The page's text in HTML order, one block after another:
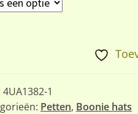
4UA1382-1
Petten, Boonie hats